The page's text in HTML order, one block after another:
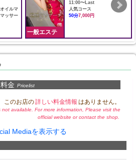
イルマ
ッサー
一般エステ
11:00〜Last
人気コース
50分7,000円
金 Pricelist
このお店の詳しい料金情報 はありません。
not available. For more information, Please visit the
official website or contact the shop.
Mediaを表示する